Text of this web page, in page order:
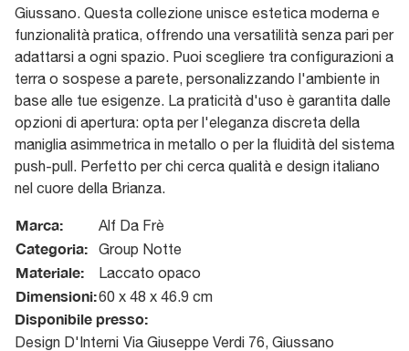
Giussano. Questa collezione unisce estetica moderna e
funzionalità pratica, offrendo una versatilità senza pari per
adattarsi a ogni spazio. Puoi scegliere tra configurazioni a
terra o sospese a parete, personalizzando l'ambiente in
base alle tue esigenze. La praticità d'uso è garantita dalle
opzioni di apertura: opta per l'eleganza discreta della
maniglia asimmetrica in metallo o per la fluidità del sistema
push-pull. Perfetto per chi cerca qualità e design italiano
nel cuore della Brianza.
Marca: Alf Da Frè
Categoria: Group Notte
Materiale: Laccato opaco
Dimensioni:60 x 48 x 46.9 cm
Disponibile presso:
Design D'Interni Via Giuseppe Verdi 76, Giussano